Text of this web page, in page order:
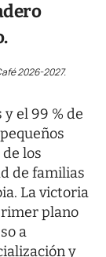
2026-2027.
el 99 % de
los
de familias
La victoria
plano
a
y